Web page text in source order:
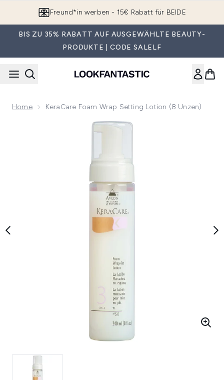
Freund*in werben - 15€ Rabatt für BEIDE
BIS ZU 35% RABATT AUF AUSGEWÄHLTE BEAUTY-
PRODUKTE | CODE SALELF
Home KeraCare Foam Wrap Setting Lotion (8 Unzen)
Now showing image 1 KeraCare Foam Wrap Setting Lotion